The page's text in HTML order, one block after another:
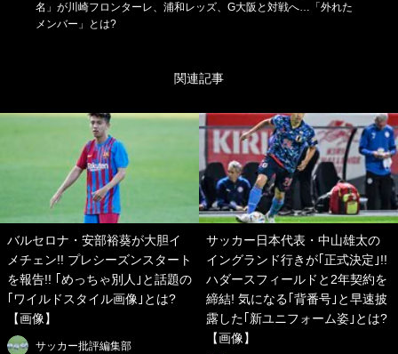
名」が川崎フロンターレ、浦和レッズ、G大阪と対戦へ…「外れた
メンバー」とは?
関連記事
バルセロナ・安部裕葵が大胆イ
メチェン!! プレシーズンスタート
を報告!! ｢めっちゃ別人｣と話題の
｢ワイルドスタイル画像｣とは?
【画像】
サッカー批評編集部
サッカー日本代表・中山雄太の
イングランド行きが｢正式決定｣!!
ハダースフィールドと2年契約を
締結! 気になる｢背番号｣と早速披
露した｢新ユニフォーム姿｣とは?
【画像】